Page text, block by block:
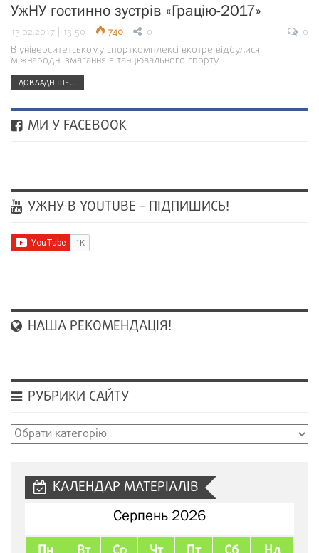
УжНУ гостинно зустрів «Грацію-2017»
13.02.2017 | 13:50 740 0
0
В університетському спорткомплексі вкотре відбулися
міжнародні змагання з танцювального спорту
ДОКЛАДНІШЕ...
МИ У FACEBOOK
УЖНУ В YOUTUBE – ПІДПИШИСЬ!
НАША РЕКОМЕНДАЦІЯ!
РУБРИКИ САЙТУ
Рубрики
КАЛЕНДАР МАТЕРІАЛІВ
Серпень 2026